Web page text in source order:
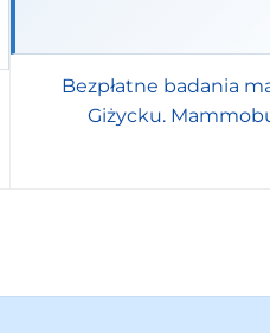
Bezpłatne badania
Giżycku.